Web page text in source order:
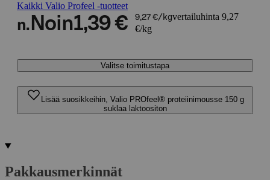
Kaikki Valio Profeel -tuotteet
n. Noin1,39 € 9,27 €/kgvertailuhinta 9,27
€/kg
Valitse toimitustapa
Lisää suosikkeihin, Valio PROfeel® proteiinimousse 150 g
suklaa laktoositon
Pakkausmerkinnät